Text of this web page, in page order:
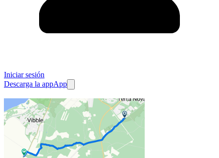
Iniciar sesión
Descarga la appApp